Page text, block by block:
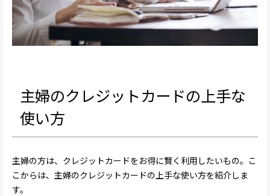
主婦のクレジットカードの上手な
使い方
主婦の方は、クレジットカードをお得に賢く利用したいもの。こ
こからは、主婦のクレジットカードの上手な使い方を紹介しま
す。